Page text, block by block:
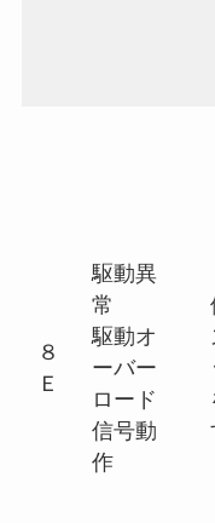
８
Ｅ
駆動異
常
駆動オ
ーバー
ロード
信号動
作